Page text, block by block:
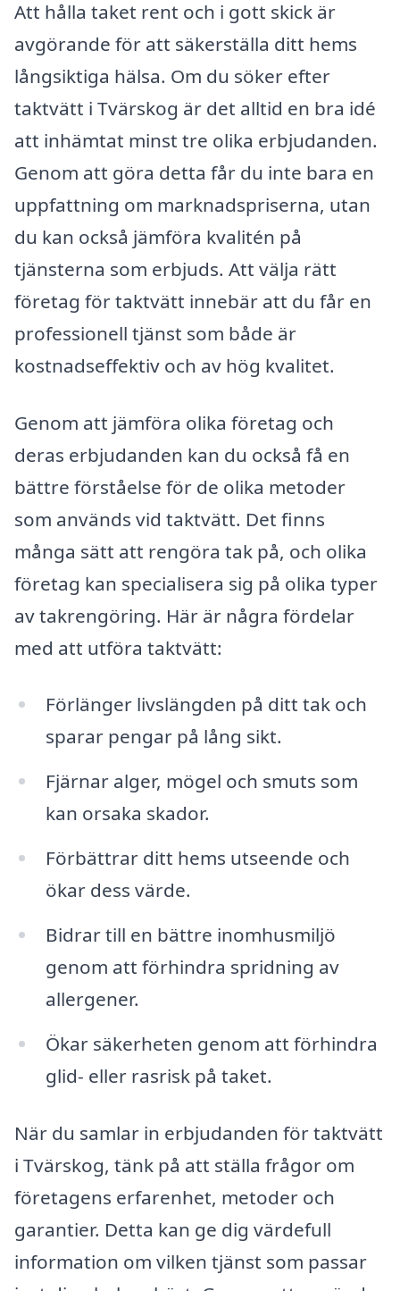
Att hålla taket rent och i gott skick är
avgörande för att säkerställa ditt hems
långsiktiga hälsa. Om du söker efter
taktvätt i Tvärskog är det alltid en bra idé
att inhämtat minst tre olika erbjudanden.
Genom att göra detta får du inte bara en
uppfattning om marknadspriserna, utan
du kan också jämföra kvalitén på
tjänsterna som erbjuds. Att välja rätt
företag för taktvätt innebär att du får en
professionell tjänst som både är
kostnadseffektiv och av hög kvalitet.
Genom att jämföra olika företag och
deras erbjudanden kan du också få en
bättre förståelse för de olika metoder
som används vid taktvätt. Det finns
många sätt att rengöra tak på, och olika
företag kan specialisera sig på olika typer
av takrengöring. Här är några fördelar
med att utföra taktvätt:
Förlänger livslängden på ditt tak och
sparar pengar på lång sikt.
Fjärnar alger, mögel och smuts som
kan orsaka skador.
Förbättrar ditt hems utseende och
ökar dess värde.
Bidrar till en bättre inomhusmiljö
genom att förhindra spridning av
allergener.
Ökar säkerheten genom att förhindra
glid- eller rasrisk på taket.
När du samlar in erbjudanden för taktvätt
i Tvärskog, tänk på att ställa frågor om
företagens erfarenhet, metoder och
garantier. Detta kan ge dig värdefull
information om vilken tjänst som passar